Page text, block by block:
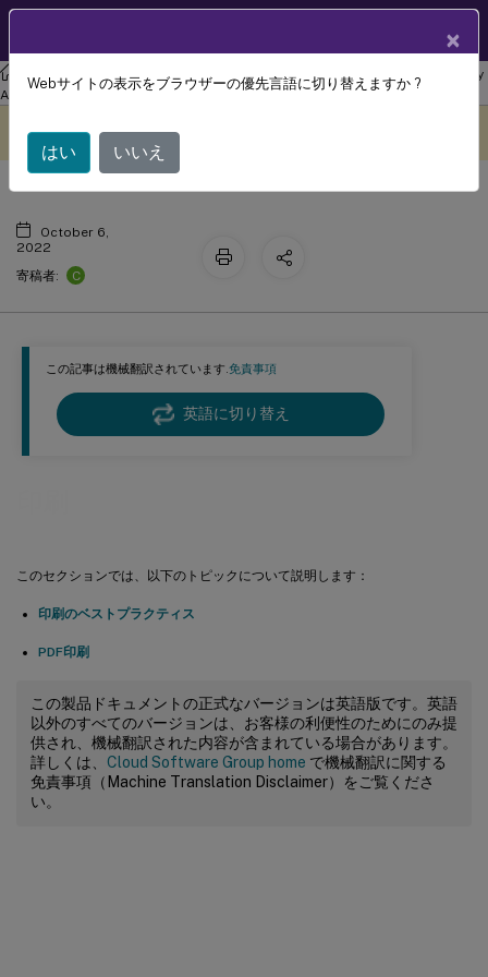
リナックス バーチャル デリバリー エージェント
Linux Virtual Delivery
Agent 2207
この記事は機械翻訳されています.免責事項
英語に切り替え
このセクションでは、以下のトピックについて説明します：
印刷のベストプラクティス
PDF印刷
この製品ドキュメントの正式なバージョンは英語版です。英語
以外のすべてのバージョンは、お客様の利便性のためにのみ提
供され、機械翻訳された内容が含まれている場合があります。
詳しくは、 Cloud Software Group home で機械翻訳に関する
免責事項（Machine Translation Disclaimer）をご覧くださ
い。
翻訳されています。
印刷
October 6,
2022
寄稿者:
C
×
Webサイトの表示をブラウザーの優先言語に切り替えますか ?
はい いいえ